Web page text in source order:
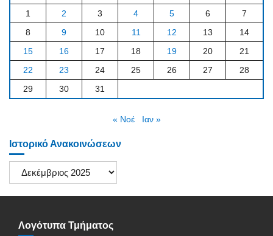
1
2 3 4 5 6
7
8
9 10 11 12 13
14
15
16 17 18 19 20
21
22
23 24 25 26 27
28
29
30 31
« Νοέ Ιαν »
Ιστορικό Ανακοινώσεων
Ιστορικό
Ανακοινώσεων
Λογότυπα Τμήματος